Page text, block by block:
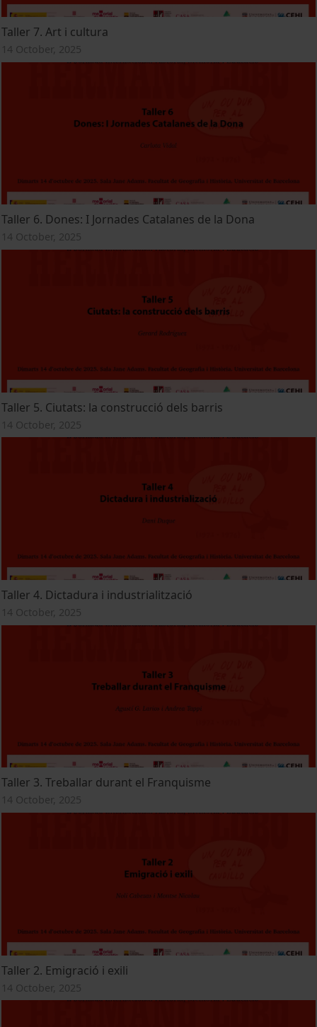
Taller 7. Art i cultura
14 October, 2025
Taller 6. Dones: I Jornades Catalanes de la Dona
14 October, 2025
Taller 5. Ciutats: la construcció dels barris
14 October, 2025
Taller 4. Dictadura i industrialització
14 October, 2025
Taller 3. Treballar durant el Franquisme
14 October, 2025
Taller 2. Emigració i exili
14 October, 2025